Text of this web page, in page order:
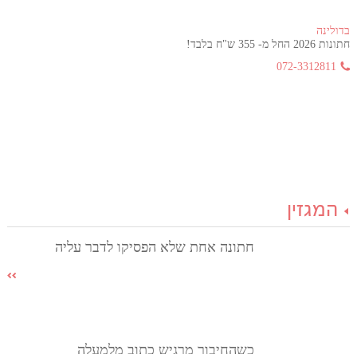
בדולינה
חתונות 2026 החל מ- 355 ש"ח בלבד!
072-3312811
המגזין
חתונה אחת שלא הפסיקו לדבר עליה
כשהחיבור מרגיש כתוב מלמעלה